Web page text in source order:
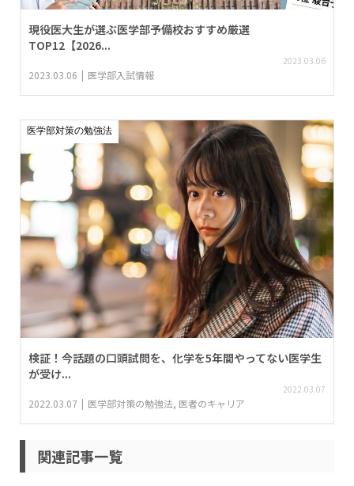
現役医大生が選ぶ医学部予備校おすすめ厳選
TOP12【2026...
2023.03.06
2023.03.06 医学部入試情報
医学部対策の勉強法
検証！今話題の口頭試問を、化学を5年間やってない医学生
が受け...
2022.03.07
2022.03.07 医学部対策の勉強法, 医者のキャリア
関連記事一覧